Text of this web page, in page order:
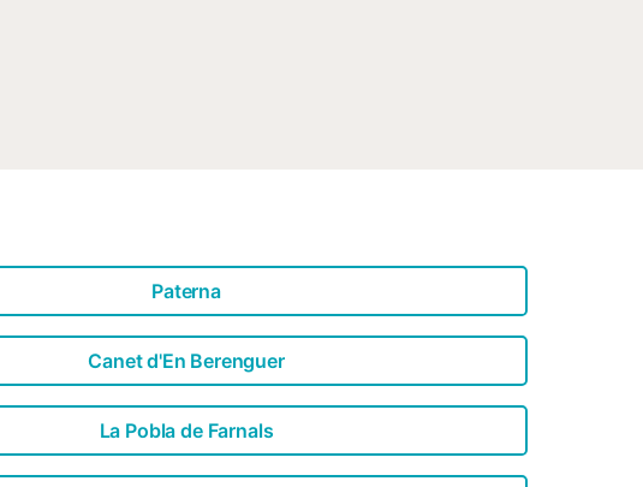
Paterna
Canet d'En Berenguer
La Pobla de Farnals